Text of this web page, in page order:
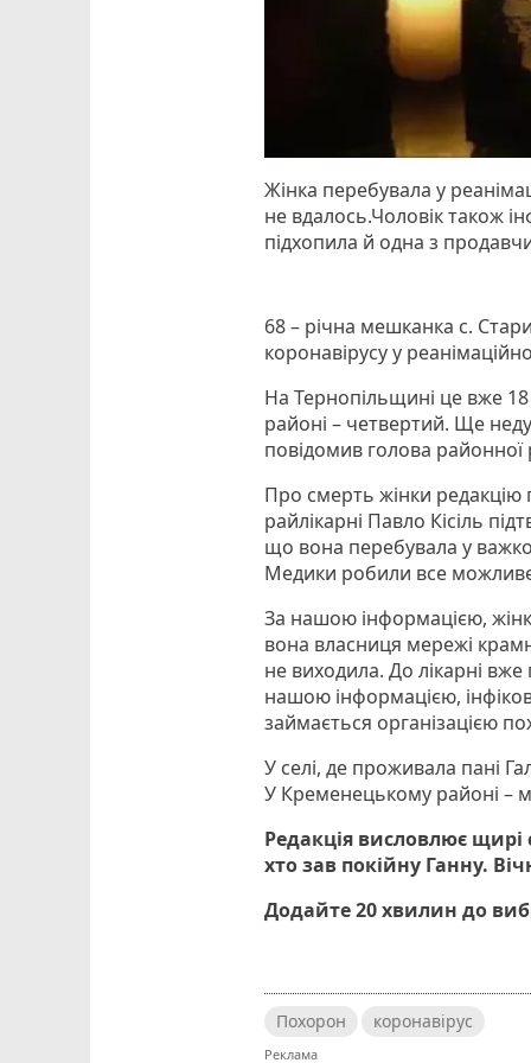
Жінка перебувала у
не вдалось.Чоловік також
підхопила й одна з
68 – річна мешканка с.
коронавірусу у
На Тернопільщині це вже
районі – четвертий. Ще
повідомив голова
Про смерть жінки редакцію
райлікарні Павло Кісіль
що вона перебувала у
Медики робили все
За нашою інформацією,
вона власниця мережі
не виходила. До лікарні
нашою інформацією,
займається організацією
У селі, де проживала пані
У Кременецькому районі –
Редакція висловлює щирі
хто зав покійну Ганну.
Додайте 20 хвилин до
Похорон коронавірус